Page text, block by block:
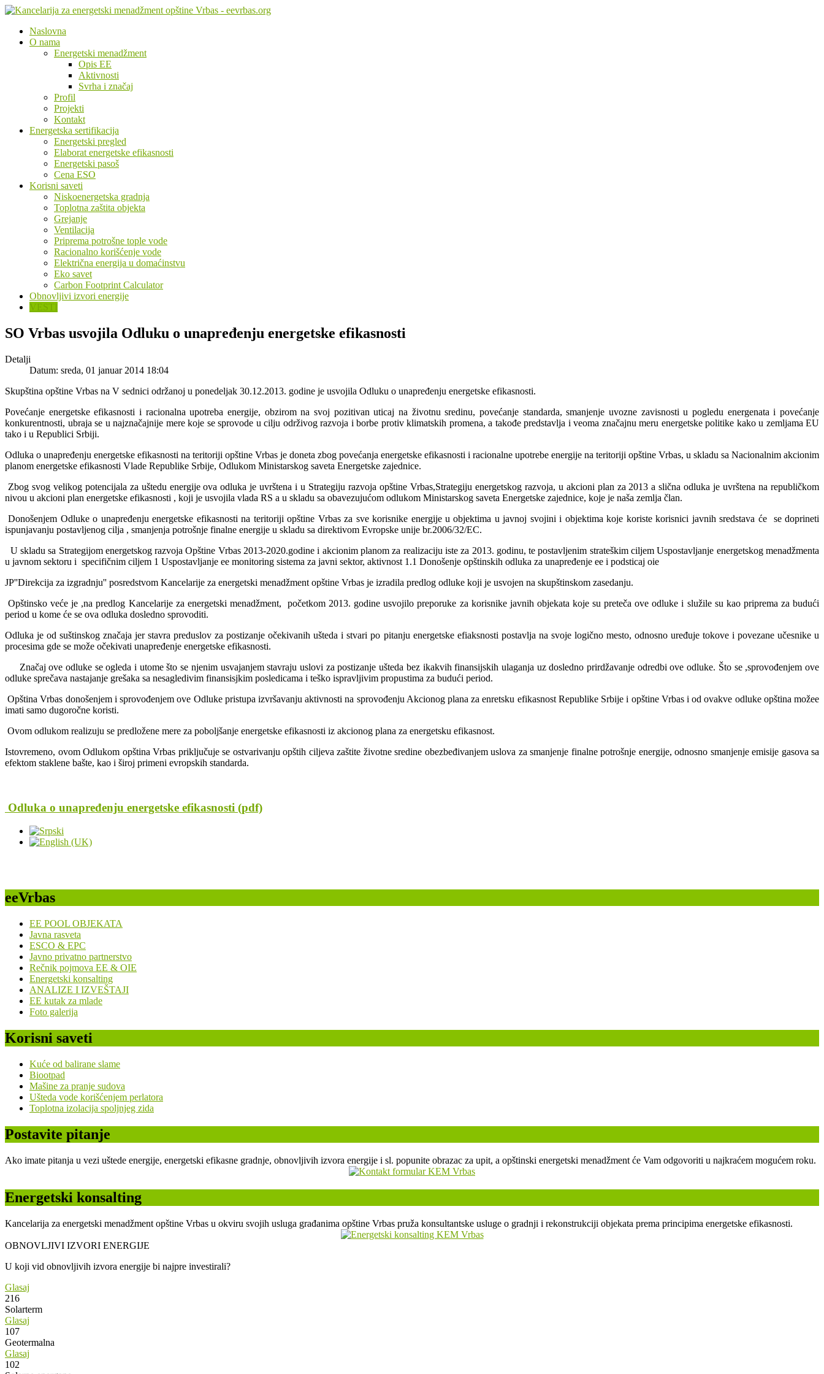
Naslovna
O nama
Energetski menadžment
Opis EE
Aktivnosti
Svrha i značaj
Profil
Projekti
Kontakt
Energetska sertifikacija
Energetski pregled
Elaborat energetske efikasnosti
Energetski pasoš
Cena ESO
Korisni saveti
Niskoenergetska gradnja
Toplotna zaštita objekta
Grejanje
Ventilacija
Priprema potrošne tople vode
Racionalno korišćenje vode
Električna energija u domaćinstvu
Eko savet
Carbon Footprint Calculator
Obnovljivi izvori energije
VESTI
SO Vrbas usvojila Odluku o unapređenju energetske efikasnosti
Detalji
Datum: sreda, 01 januar 2014 18:04
Skupština opštine Vrbas na V sednici održanoj u ponedeljak 30.12.2013. godine je usvojila Odluku o unapređenju energetske efikasnosti.
Povećanje energetske efikasnosti i racionalna upotreba energije, obzirom na svoj pozitivan uticaj na životnu sredinu, povećanje standarda, smanjenje uvozne zavisnosti u pogledu energenata i povećanje
konkurentnosti, ubraja se u najznačajnije mere koje se sprovode u cilju održivog razvoja i borbe protiv klimatskih promena, a takođe predstavlja i veoma značajnu meru energetske politike kako u zemljama EU
tako i u Republici Srbiji.
Odluka o unapređenju energetske efikasnosti na teritoriji opštine Vrbas je doneta zbog povećanja energetske efikasnosti i racionalne upotrebe energije na teritoriji opštine Vrbas, u skladu sa Nacionalnim akcionim
planom energetske efikasnosti Vlade Republike Srbije, Odlukom Ministarskog saveta Energetske zajednice.
Zbog svog velikog potencijala za uštedu energije ova odluka je uvrštena i u Strategiju razvoja opštine Vrbas,Strategiju energetskog razvoja, u akcioni plan za 2013 a slična odluka je uvrštena na republičkom
nivou u akcioni plan energetske efikasnosti , koji je usvojila vlada RS a u skladu sa obavezujućom odlukom Ministarskog saveta Energetske zajednice, koje je naša zemlja član.
Donošenjem Odluke o unapređenju energetske efikasnosti na teritoriji opštine Vrbas za sve korisnike energije u objektima u javnoj svojini i objektima koje koriste korisnici javnih sredstava će se doprineti
ispunjavanju postavljenog cilja , smanjenja potrošnje finalne energije u skladu sa direktivom Evropske unije br.2006/32/EC.
U skladu sa Strategijom energetskog razvoja Opštine Vrbas 2013-2020.godine i akcionim planom za realizaciju iste za 2013. godinu, te postavljenim strateškim ciljem Uspostavljanje energetskog menadžmenta
u javnom sektoru i specifičnim ciljem 1 Uspostavljanje ee monitoring sistema za javni sektor, aktivnost 1.1 Donošenje opštinskih odluka za unapređenje ee i podsticaj oie
JP''Direkcija za izgradnju'' posredstvom Kancelarije za energetski menadžment opštine Vrbas je izradila predlog odluke koji je usvojen na skupštinskom zasedanju.
Opštinsko veće je ,na predlog Kancelarije za energetski menadžment, početkom 2013. godine usvojilo preporuke za korisnike javnih objekata koje su preteča ove odluke i služile su kao priprema za budući
period u kome će se ova odluka dosledno sprovoditi.
Odluka je od suštinskog značaja jer stavra preduslov za postizanje očekivanih ušteda i stvari po pitanju energetske efiaksnosti postavlja na svoje logično mesto, odnosno uređuje tokove i povezane učesnike u
procesima gde se može očekivati unapređenje energetske efikasnosti.
Značaj ove odluke se ogleda i utome što se njenim usvajanjem stavraju uslovi za postizanje ušteda bez ikakvih finansijskih ulaganja uz dosledno prirdžavanje odredbi ove odluke. Što se ,sprovođenjem ove
odluke sprečava nastajanje grešaka sa nesagledivim finansisjkim posledicama i teško ispravljivim propustima za budući period.
Opština Vrbas donošenjem i sprovođenjem ove Odluke pristupa izvršavanju aktivnosti na sprovođenju Akcionog plana za enretsku efikasnost Republike Srbije i opštine Vrbas i od ovakve odluke opština možee
imati samo dugoročne koristi.
Ovom odlukom realizuju se predložene mere za poboljšanje energetske efikasnosti iz akcionog plana za energetsku efikasnost.
Istovremeno, ovom Odlukom opština Vrbas priključuje se ostvarivanju opštih ciljeva zaštite životne sredine obezbeđivanjem uslova za smanjenje finalne potrošnje energije, odnosno smanjenje emisije gasova sa
efektom staklene bašte, kao i široj primeni evropskih standarda.
Odluka o unapređenju energetske efikasnosti (pdf)
eeVrbas
EE POOL OBJEKATA
Javna rasveta
ESCO & EPC
Javno privatno partnerstvo
Rečnik pojmova EE & OIE
Energetski konsalting
ANALIZE I IZVEŠTAJI
EE kutak za mlade
Foto galerija
Korisni saveti
Kuće od balirane slame
Biootpad
Mašine za pranje sudova
Ušteda vode korišćenjem perlatora
Toplotna izolacija spoljnjeg zida
Postavite pitanje
Ako imate pitanja u vezi uštede energije, energetski efikasne gradnje, obnovljivih izvora energije i sl. popunite obrazac za upit, a opštinski energetski menadžment će Vam odgovoriti u najkraćem mogućem roku.
Energetski konsalting
Kancelarija za energetski menadžment opštine Vrbas u okviru svojih usluga građanima opštine Vrbas pruža konsultantske usluge o gradnji i rekonstrukciji objekata prema principima energetske efikasnosti.
OBNOVLJIVI IZVORI ENERGIJE
U koji vid obnovljivih izvora energije bi najpre investirali?
Glasaj
216
Solarterm
Glasaj
107
Geotermalna
Glasaj
102